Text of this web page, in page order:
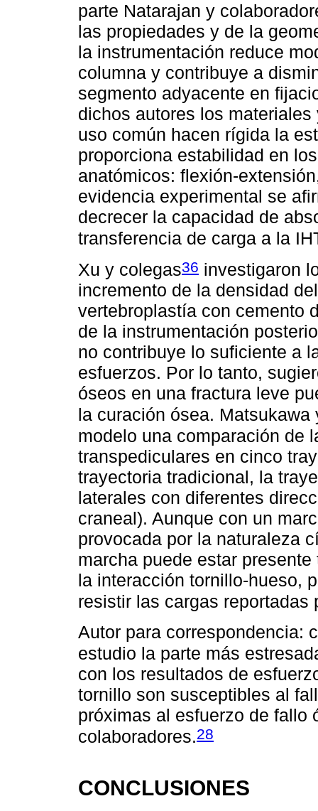
parte Natarajan y
las propiedades y de la
la instrumentación reduce
columna y contribuye a
segmento adyacente en
dichos autores los
uso común hacen rígida la
proporciona estabilidad en
anatómicos: flexión-
evidencia experimental se
decrecer la capacidad de
transferencia de carga a la
Xu y colegas36 investigaron
incremento de la densidad
vertebroplastía con cemento
de la instrumentación
no contribuye lo suficiente a
esfuerzos. Por lo tanto,
óseos en una fractura leve
la curación ósea. Matsukawa
modelo una comparación de
transpediculares en cinco
trayectoria tradicional, la
laterales con diferentes
craneal). Aunque con un
provocada por la naturaleza
marcha puede estar
la interacción tornillo-hueso,
resistir las cargas
Autor para correspondencia:
estudio la parte más
con los resultados de
tornillo son susceptibles al
próximas al esfuerzo de fallo
colaboradores.28
CONCLUSIONES